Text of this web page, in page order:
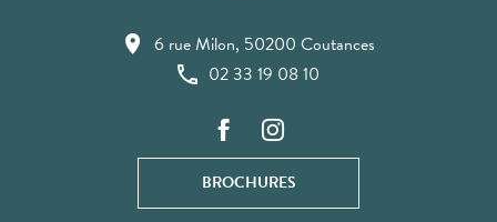
6 rue Milon, 50200 Coutances
02 33 19 08 10
BROCHURES